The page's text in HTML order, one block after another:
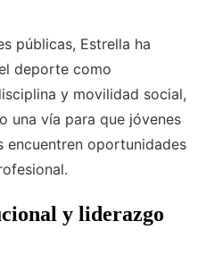
públicas, Estrella ha
deporte como
y movilidad social,
una vía para que jóvenes
oportunidades
y liderazgo